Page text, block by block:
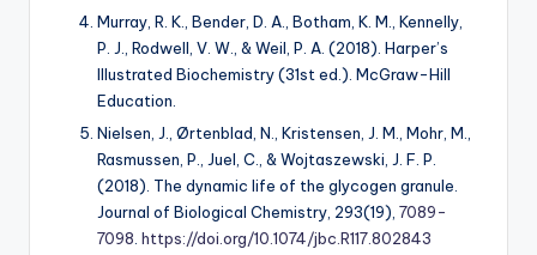
Murray, R. K., Bender, D. A., Botham, K. M., Kennelly,
P. J., Rodwell, V. W., & Weil, P. A. (2018). Harper’s
Illustrated Biochemistry (31st ed.). McGraw-Hill
Education.
Nielsen, J., Ørtenblad, N., Kristensen, J. M., Mohr, M.,
Rasmussen, P., Juel, C., & Wojtaszewski, J. F. P.
(2018). The dynamic life of the glycogen granule.
Journal of Biological Chemistry, 293(19), 7089-
7098 https://doi.org/10.1074/jbc.R117.802843